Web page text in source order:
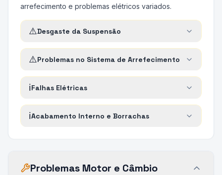
arrefecimento e problemas elétricos variados.
⚠️Desgaste da Suspensão
⚠️Problemas no Sistema de Arrefecimento
ℹ️Falhas Elétricas
ℹ️Acabamento Interno e Borrachas
Problemas Motor e Câmbio